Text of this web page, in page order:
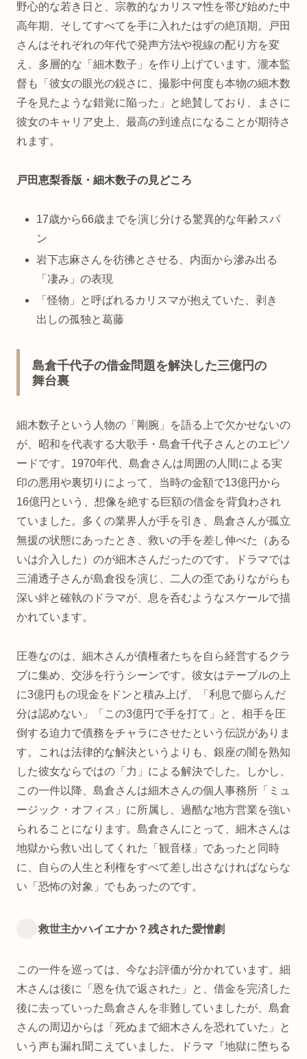
野心的な若き日と、宗教的なカリスマ性を帯び始めた中
高年期、そしてすべてを手に入れたはずの絶頂期。戸田
さんはそれぞれの年代で発声方法や視線の配り方を変
え、多層的な「細木数子」を作り上げています。瀧本監
督も「彼女の眼光の鋭さに、撮影中何度も本物の細木数
子を見たような錯覚に陥った」と絶賛しており、まさに
彼女のキャリア史上、最高の到達点になることが期待さ
れます。
戸田恵梨香版・細木数子の見どころ
17歳から66歳までを演じ分ける驚異的な年齢スパ
ン
岩下志麻さんを彷彿とさせる、内面から滲み出る
「凄み」の表現
「怪物」と呼ばれるカリスマが抱えていた、剥き
出しの孤独と葛藤
島倉千代子の借金問題を解決した三億円の
舞台裏
細木数子という人物の「剛腕」を語る上で欠かせないの
が、昭和を代表する大歌手・島倉千代子さんとのエピソ
ードです。1970年代、島倉さんは周囲の人間による実
印の悪用や裏切りによって、当時の金額で13億円から
16億円という、想像を絶する巨額の借金を背負わされ
ていました。多くの業界人が手を引き、島倉さんが孤立
無援の状態にあったとき、救いの手を差し伸べた（ある
いは介入した）のが細木さんだったのです。ドラマでは
三浦透子さんが島倉役を演じ、二人の歪でありながらも
深い絆と確執のドラマが、息を呑むようなスケールで描
かれています。
圧巻なのは、細木さんが債権者たちを自ら経営するクラ
ブに集め、交渉を行うシーンです。彼女はテーブルの上
に3億円もの現金をドンと積み上げ、「利息で膨らんだ
分は認めない」「この3億円で手を打て」と、相手を圧
倒する迫力で債務をチャラにさせたという伝説がありま
す。これは法律的な解決というよりも、銀座の闇を熟知
した彼女ならではの「力」による解決でした。しかし、
この一件以降、島倉さんは細木さんの個人事務所「ミュ
ージック・オフィス」に所属し、過酷な地方営業を強い
られることになります。島倉さんにとって、細木さんは
地獄から救い出してくれた「観音様」であったと同時
に、自らの人生と利権をすべて差し出さなければならな
い「恐怖の対象」でもあったのです。
救世主かハイエナか？残された愛憎劇
この一件を巡っては、今なお評価が分かれています。細
木さんは後に「恩を仇で返された」と、借金を完済した
後に去っていった島倉さんを非難していましたが、島倉
さんの周辺からは「死ぬまで細木さんを恐れていた」と
いう声も漏れ聞こえていました。ドラマ『地獄に堕ちる